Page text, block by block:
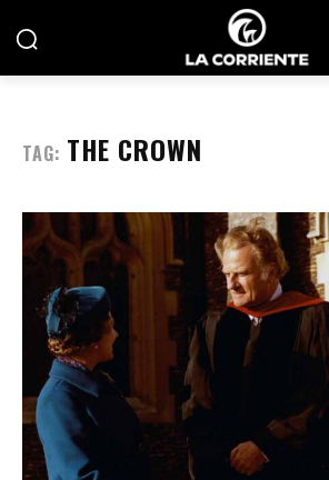
TAG: THE CROWN